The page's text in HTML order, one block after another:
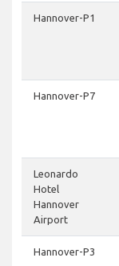
Hannover-P1
Hannover-P7
Leonardo
Hotel
Hannover
Airport
Hannover-P3